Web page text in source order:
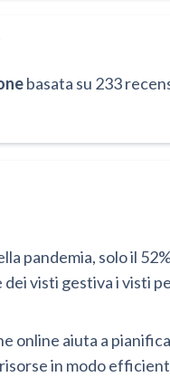
basata su 233
pandemia, solo il
dei visti gestiva i visti
online aiuta a
in modo